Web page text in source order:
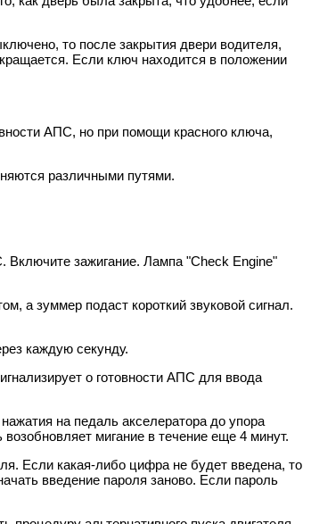
то после закрытия двери водителя,
Если ключ находится в положении
АПС, но при помощи красного ключа,
различными путями.
зажигание. Лампа "Check Engine"
а зуммер подаст короткий звуковой сигнал.
каждую секунду.
о готовности АПС для ввода
на педаль акселератора до упора
мигание в течение еще 4 минут.
Если какая-либо цифра не будет введена, то
введение пароля заново. Если пароль